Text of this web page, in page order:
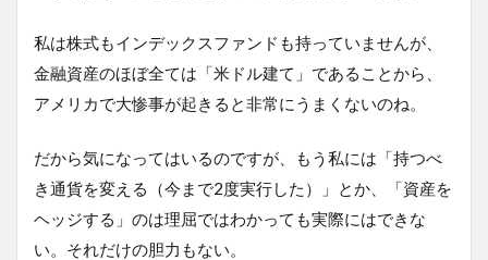
私は株式もインデックスファンドも持っていませんが、
金融資産のほぼ全ては「米ドル建て」であることから、
アメリカで大惨事が起きると非常にうまくないのね。
だから気になってはいるのですが、もう私には「持つべ
き通貨を変える（今まで2度実行した）」とか、「資産を
ヘッジする」のは理屈ではわかっても実際にはできな
い。それだけの胆力もない。